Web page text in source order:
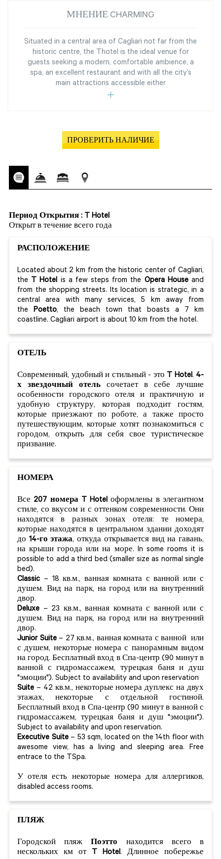
МНЕНИЕ CHARMING
Situated in a central area of Cagliari not far from the
historic centre, the Thotel is the ideal venue for
guests seeking a modern, comfortable ambience, a
spa, an excellent restaurant and with all the city’s
main attractions accessible either
ПРОВЕРИТЬ НАЛИЧИЕ
Период Открытия : T Hotel
Открыт в течение всего года
РАСПОЛОЖЕНИЕ
Located about 2 km from the historic center of Cagliari,
the
T Hotel is a few steps from the Opera Houseand
from the shopping streets. Its location is strategic, in a
central area with many services, 5 km away from
the Poetto, the beach town that boasts a 7 km
coastline. Cagliari airport is about 10 km from the hotel.
ОТЕЛЬ
Современный, удобный и стильный - это T Hotel. 4-
х звездочный отель сочетает в себе лучшие
особенности городского отеля и практичную и
удобную структуру, которая подходит гостям,
которые приезжают по роботе, а также просто
путешествующим, которые хотят познакомиться с
городом, открыть для себя свое туристическое
призвание.
НОМЕРА
Все 207 номера T Hotel оформлены в элегантном
стиле, со вкусом и с оттенком современности. Они
находятся в разных зонах отеля: те номера,
которые находятся в центральном здании доходят
до 14-го этажа, откуда открывается вид на гавань,
на крыши города или на море. In some rooms it is
possible to add a third bed (smaller size as normal single
bed).
Classic – 18 кв.м., ванная комната с ванной или с
душем. Вид на парк, на город или на внутренний
двор.
Deluxe – 23 кв.м., ванная комната с ванной или с
душем. Вид на парк, на город или на внутренний
двор.
Junior Suite– 27 кв.м., ванная комната с ванной или
с душем, некоторые номера с панорамным видом
на город. Бесплатный вход в Спа-центр (90 минут в
ванной с гидромассажем, турецкая баня и душ
"эмоции"). Subject to availability and upon reservation
Suite – 42 кв.м., некоторые номера дуплекс на двух
этажах, некоторые с отдельной гостиной.
Бесплатный вход в Спа-центр (90 минут в ванной с
гидромассажем, турецкая баня и душ "эмоции").
Subject to availability and upon reservation.
Executive Suite– 53 sqm, located on the 14th floor with
awesome view, has a living and sleeping area. Free
entrace to the TSpa.
У отеля есть некоторые номера для аллергиков,
disabled access rooms.
ПЛЯЖ
Городской пляжПоэтто находится всего в
нескольких км от
T Hotel. Длинное побережье